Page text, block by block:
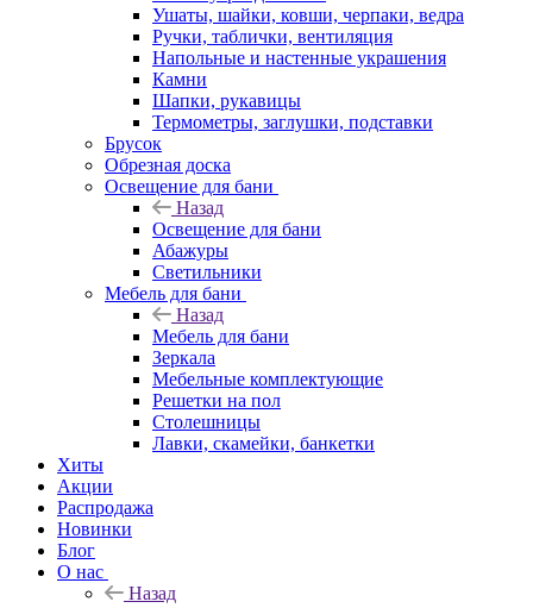
Ушаты, шайки, ковши, черпаки, ведра
Ручки, таблички, вентиляция
Напольные и настенные украшения
Камни
Шапки, рукавицы
Термометры, заглушки, подставки
Брусок
Обрезная доска
Освещение для бани
Назад
Освещение для бани
Абажуры
Светильники
Мебель для бани
Назад
Мебель для бани
Зеркала
Мебельные комплектующие
Решетки на пол
Столешницы
Лавки, скамейки, банкетки
Хиты
Акции
Распродажа
Новинки
Блог
О нас
Назад